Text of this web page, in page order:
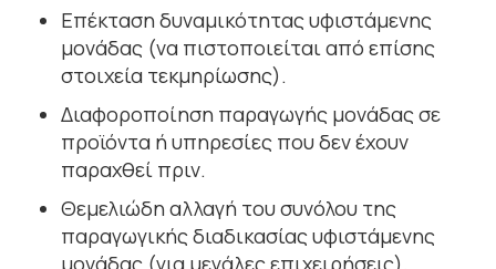
Επέκταση δυναμικότητας υφιστάμενης
μονάδας (να πιστοποιείται από επίσης
στοιχεία τεκμηρίωσης).
Διαφοροποίηση παραγωγής μονάδας σε
προϊόντα ή υπηρεσίες που δεν έχουν
παραχθεί πριν.
Θεμελιώδη αλλαγή του συνόλου της
παραγωγικής διαδικασίας υφιστάμενης
μονάδας (για μεγάλες επιχειρήσεις).